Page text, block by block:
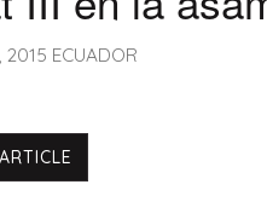
2015 ECUADOR